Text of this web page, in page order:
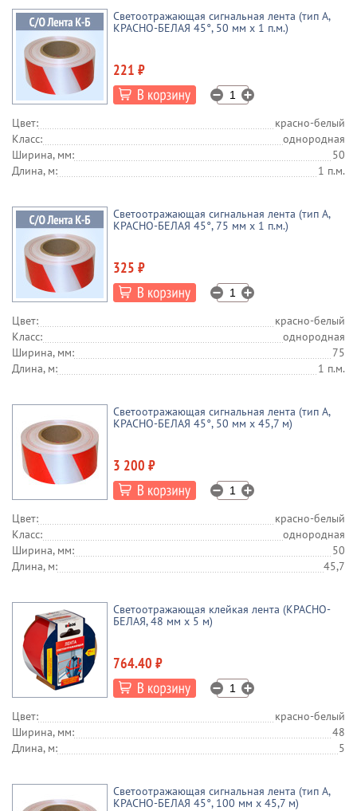
Светоотражающая сигнальная лента (тип А,
КРАСНО-БЕЛАЯ 45°, 50 мм х 1 п.м.)
221 ₽
Цвет:
красно-белый
Класс:
однородная
Ширина, мм:
50
Длина, м:
1 п.м.
Светоотражающая сигнальная лента (тип А,
КРАСНО-БЕЛАЯ 45°, 75 мм х 1 п.м.)
325 ₽
Цвет:
красно-белый
Класс:
однородная
Ширина, мм:
75
Длина, м:
1 п.м.
Светоотражающая сигнальная лента (тип А,
КРАСНО-БЕЛАЯ 45°, 50 мм х 45,7 м)
3 200 ₽
Цвет:
красно-белый
Класс:
однородная
Ширина, мм:
50
Длина, м:
45,7
Cветоотражающая клейкая лента (КРАСНО-
БЕЛАЯ, 48 мм х 5 м)
764.40 ₽
Цвет:
красно-белый
Ширина, мм:
48
Длина, м:
5
Светоотражающая сигнальная лента (тип А,
КРАСНО-БЕЛАЯ 45°, 100 мм х 45,7 м)